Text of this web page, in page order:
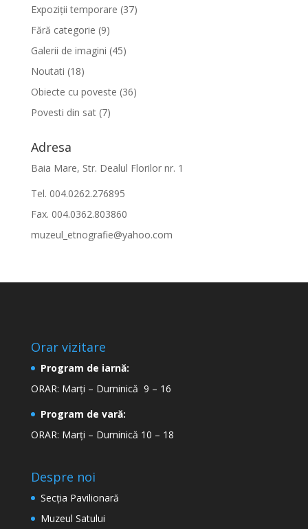
Expoziții temporare (37)
Fără categorie (9)
Galerii de imagini (45)
Noutati (18)
Obiecte cu poveste (36)
Povesti din sat(7)
Adresa
Baia Mare, Str. Dealul Florilor nr. 1
Tel. 004.0262.276895
Fax. 004.0362.803860
muzeul_etnografie@yahoo.com
Orar vizitare
Program de iarnă:
ORAR: Marți – Duminică 9 – 16
Program de vară:
ORAR: Marți – Duminică 10 – 18
Despre noi
Secţia Pavilionară
Muzeul Satului